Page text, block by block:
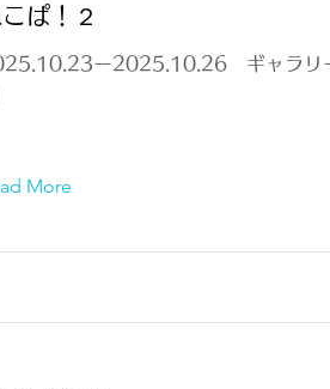
ぱ！２
ー2025.10.26 ギャラリ
More